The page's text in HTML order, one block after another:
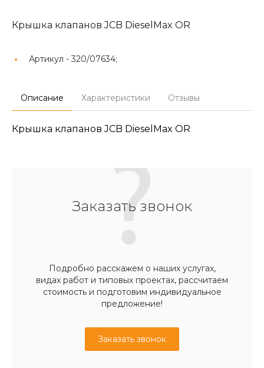
Крышка клапанов JCB DieselMax OR
Артикул - 320/07634;
Описание Характеристики Отзывы
Крышка клапанов JCB DieselMax OR
Заказать звонок
Подробно расскажем о наших услугах,
видах работ и типовых проектах, рассчитаем
стоимость и подготовим индивидуальное
предложение!
Заказать звонок